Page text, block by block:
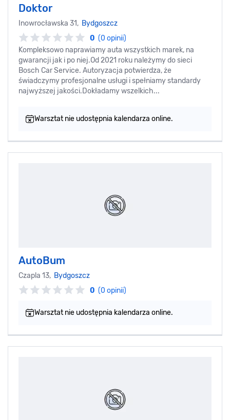
Doktor
Inowrocławska 31, Bydgoszcz
0 (0 opinii)
Kompleksowo naprawiamy auta wszystkich marek, na
gwarancji jak i po niej.Od 2021 roku należymy do sieci
Bosch Car Service. Autoryzacja potwierdza, że
świadczymy profesjonalne usługi i spełniamy standardy
najwyższej jakości.Dokładamy wszelkich...
Warsztat nie udostępnia kalendarza online.
AutoBum
Czapla 13, Bydgoszcz
0 (0 opinii)
Warsztat nie udostępnia kalendarza online.